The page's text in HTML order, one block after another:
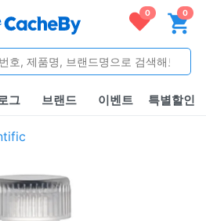
0 0
그 브랜드 이벤트 특별할인